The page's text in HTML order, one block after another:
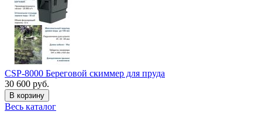
CSP-8000 Береговой скиммер для пруда
30 600 руб.
В корзину
Весь каталог